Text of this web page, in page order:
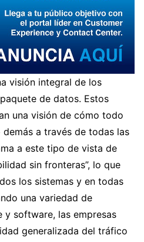
visión integral de los
de datos. Estos
una visión de cómo todo
a través de todas las
a este tipo de vista de
sin fronteras”, lo que
los sistemas y en todas
una variedad de
software, las empresas
generalizada del tráfico